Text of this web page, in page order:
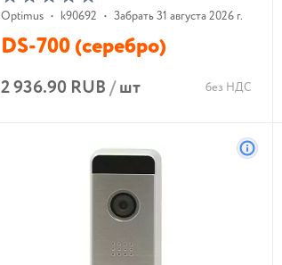
Optimus • k90692 • Забрать 31 августа 2026 г.
DS-700 (серебро)
2 936.90 RUB/шт без НДС